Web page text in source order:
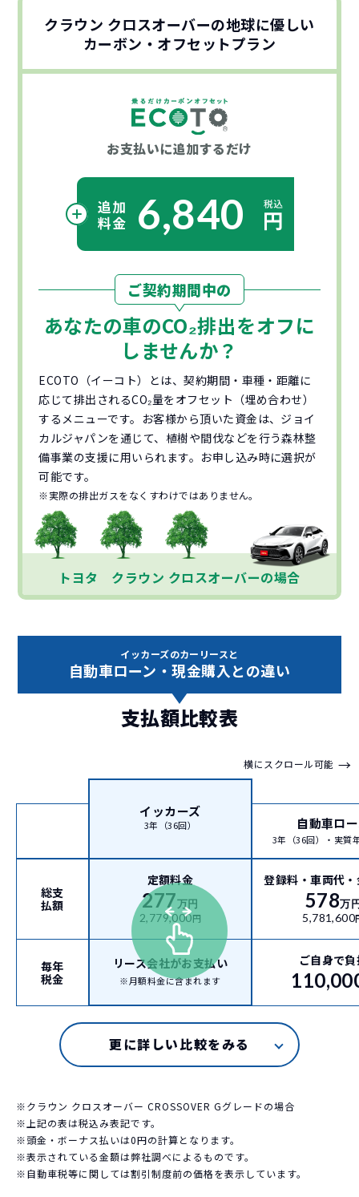
クラウン クロスオーバーの地球に優しい
カーボン・オフセットプラン
お支払いに追加するだけ
6,840
ご契約期間中の
あなたの車のCO₂排出をオフに
しませんか？
ECOTO（イーコト）とは、契約期間・車種・距離に
応じて排出されるCO₂量をオフセット（埋め合わせ）
するメニューです。お客様から頂いた資金は、ジョイ
カルジャパンを通じて、植樹や間伐などを行う森林整
備事業の支援に用いられます。お申し込み時に選択が
可能です。
※実際の排出ガスをなくすわけではありません。
トヨタ クラウン クロスオーバーの場合
イッカーズのカーリースと
自動車ローン・現金購入との違い
支払額比較表
横にスクロール可能 →
イッカーズ
3年（36回） 自動車ロ
3年（36回）・実質
総支
払額
定額料金
277万円
2,779,000円
登録料・車両代
578万
5,781,600
毎年
税金
リース会社がお支払い
※月額料金に含まれます
ご自身で
※クラウン クロスオーバー CROSSOVER Gグレードの場合
※上記の表は税込み表記です。
※頭金・ボーナス払いは0円の計算となります。
※表示されている金額は弊社調べによるものです。
※自動車税等に関しては割引制度前の価格を表示しています。